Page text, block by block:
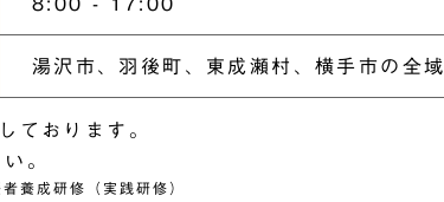
8:00 - 17:00
湯沢市、羽後町、東成瀬村、横手市の全域
ております。
。
養成研修（実践研修）